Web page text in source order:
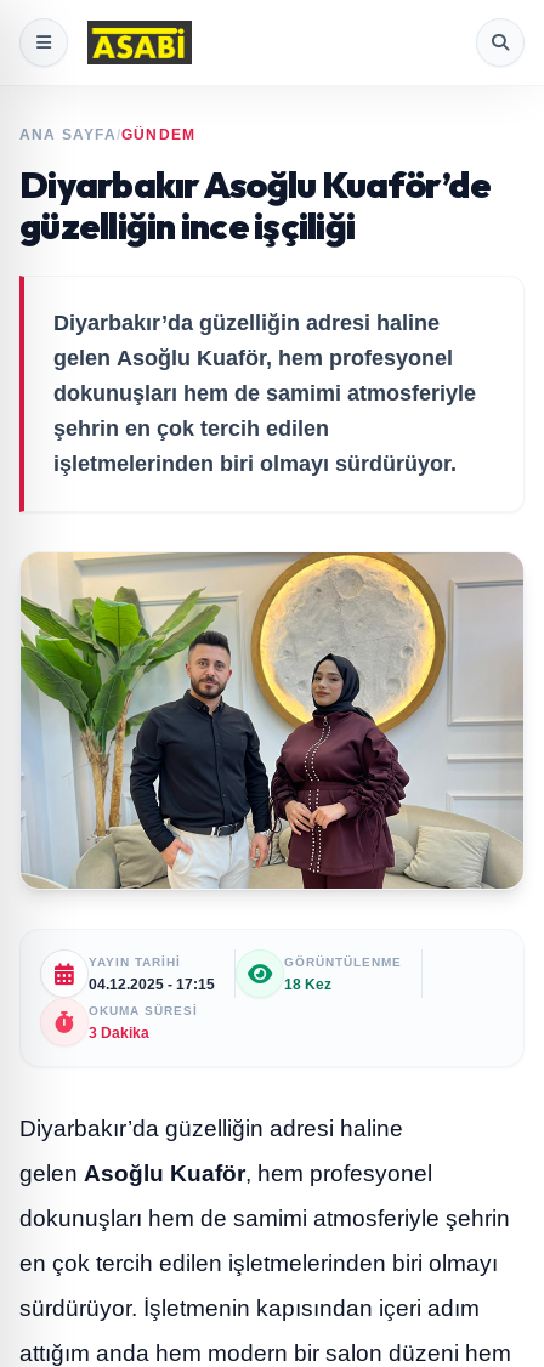
ANA SAYFA/GÜNDEM
Diyarbakır Asoğlu Kuaför’de
güzelliğin ince işçiliği
Diyarbakır’da güzelliğin adresi haline
gelen Asoğlu Kuaför, hem profesyonel
dokunuşları hem de samimi atmosferiyle
şehrin en çok tercih edilen
işletmelerinden biri olmayı sürdürüyor.
YAYIN TARIHI
04.12.2025 - 17:15
GÖRÜNTÜLENME
18 Kez
OKUMA SÜRESI
3 Dakika
Diyarbakır’da güzelliğin adresi haline
gelen Asoğlu Kuaför, hem profesyonel
dokunuşları hem de samimi atmosferiyle şehrin
en çok tercih edilen işletmelerinden biri olmayı
sürdürüyor. İşletmenin kapısından içeri adım
attığım anda hem modern bir salon düzeni hem